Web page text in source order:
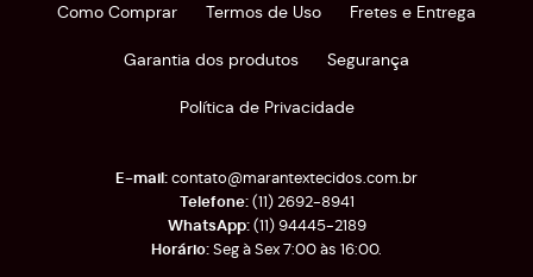
Como Comprar Termos de Uso Fretes e Entrega
Garantia dos produtos Segurança
Política de Privacidade
(11)2692-8941
(11)94445-2189
Seg à Sex 7:00 às 16:00.
contato@marantextecidos.com.br